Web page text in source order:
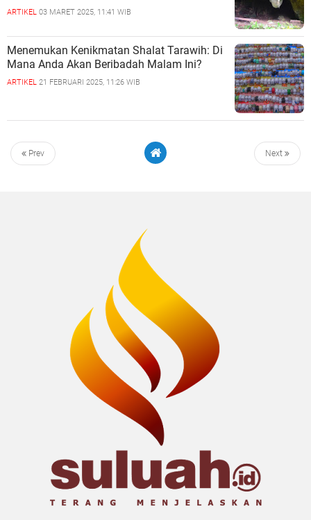
ARTIKEL 03 MARET 2025, 11:41 WIB
Menemukan Kenikmatan Shalat Tarawih: Di
Mana Anda Akan Beribadah Malam Ini?
ARTIKEL 21 FEBRUARI 2025, 11:26 WIB
Prev Next